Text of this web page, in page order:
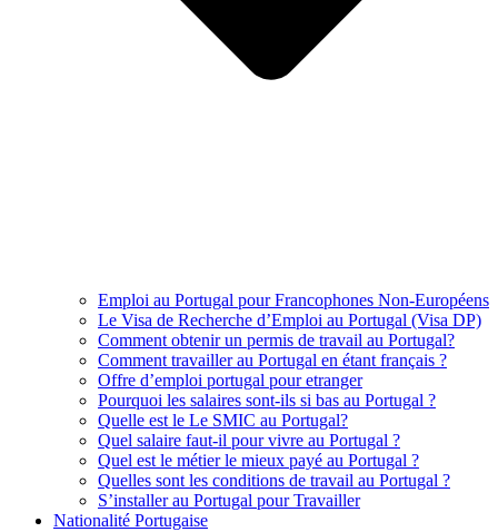
Emploi au Portugal pour Francophones Non-Européens
Le Visa de Recherche d’Emploi au Portugal (Visa DP)
Comment obtenir un permis de travail au Portugal?
Comment travailler au Portugal en étant français ?
Offre d’emploi portugal pour etranger
Pourquoi les salaires sont-ils si bas au Portugal ?
Quelle est le Le SMIC au Portugal?
Quel salaire faut-il pour vivre au Portugal ?
Quel est le métier le mieux payé au Portugal ?
Quelles sont les conditions de travail au Portugal ?
S’installer au Portugal pour Travailler
Nationalité Portugaise